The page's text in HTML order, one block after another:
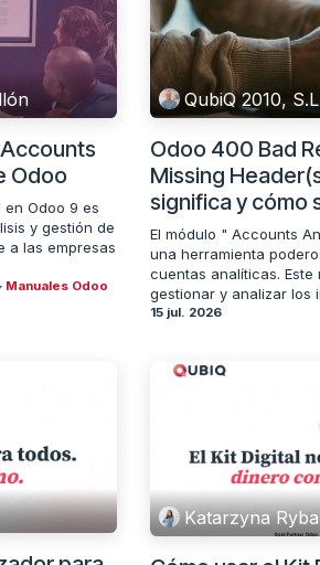
Accounts
Odoo
Odoo 9 es
y gestión de
a las empresas
Manuales Odoo
QubiQ 2010,
Odoo 400 Bad
Missing
significa y cómo
El módulo " Accounts
una herramienta
cuentas analíticas. Este
gestionar y analizar los
15 jul. 2026
Katarzyna